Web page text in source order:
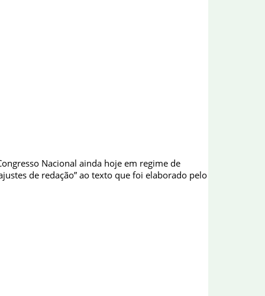
Nacional ainda hoje em regime de
de redação” ao texto que foi elaborado pelo